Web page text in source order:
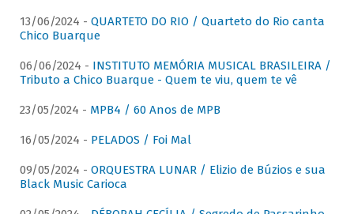
13/06/2024 - QUARTETO DO RIO / Quarteto do Rio canta
Chico Buarque
06/06/2024 - INSTITUTO MEMÓRIA MUSICAL BRASILEIRA /
Tributo a Chico Buarque - Quem te viu, quem te vê
23/05/2024 - MPB4 / 60 Anos de MPB
16/05/2024 - PELADOS / Foi Mal
09/05/2024 - ORQUESTRA LUNAR / Elizio de Búzios e sua
Black Music Carioca